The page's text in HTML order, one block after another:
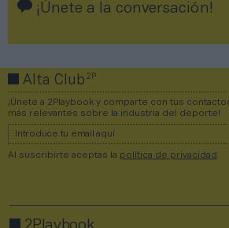
¡Únete a la conversación!
Alta Club2P
¡Únete a 2Playbook y comparte con tus
más relevantes sobre la industria del deporte!
Al suscribirte aceptas la política de privacidad